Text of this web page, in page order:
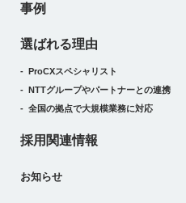
事例
選ばれる理由
ProCXスペシャリスト
NTTグループやパートナーとの連携
全国の拠点で大規模業務に対応
採用関連情報
お知らせ